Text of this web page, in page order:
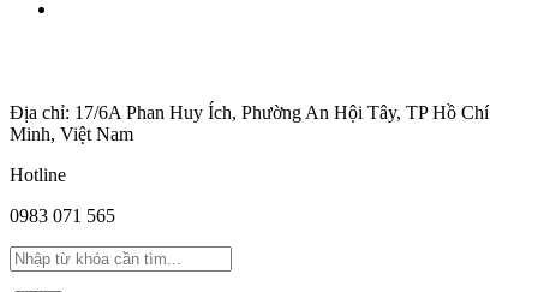
Địa chỉ: 17/6A Phan Huy Ích, Phường An Hội Tây, TP Hồ Chí
Minh, Việt Nam
Hotline
0983 071 565